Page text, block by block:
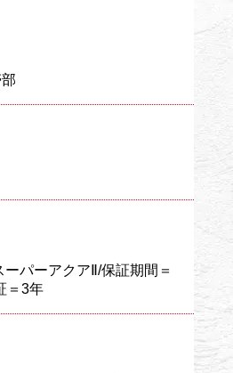
パーアクアⅡ/保証期間＝
＝3年